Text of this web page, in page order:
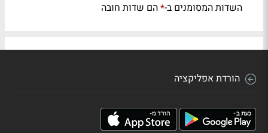
השדות המסומנים ב-*הם שדות חובה
הורדת אפליקציה